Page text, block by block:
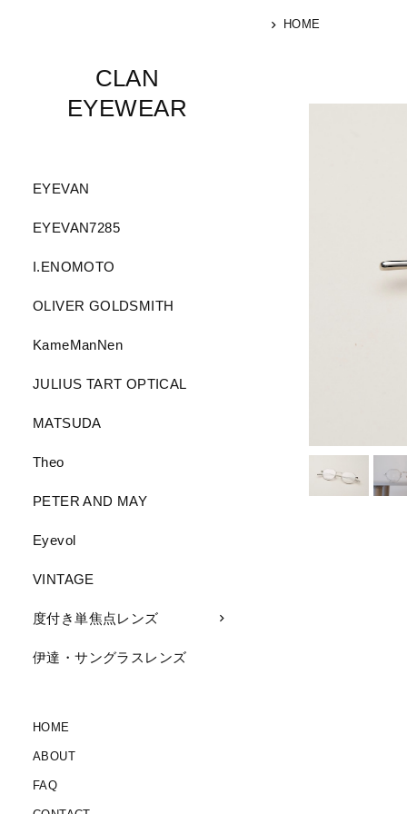
CLAN
EYEWEAR
EYEVAN
EYEVAN7285
I.ENOMOTO
OLIVER GOLDSMITH
KameManNen
JULIUS TART OPTICAL
MATSUDA
Theo
PETER AND MAY
Eyevol
VINTAGE
度付き単焦点レンズ
伊達・サングラスレンズ
HOME
ABOUT
FAQ
HOME